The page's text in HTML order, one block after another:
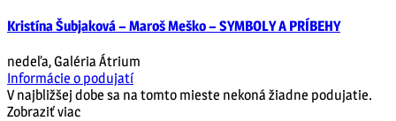
Kristína Šubjaková – Maroš Meško – SYMBOLY A PRÍBEHY
nedeľa,Galéria Átrium
Informácie o podujatí
V najbližšej dobe sa na tomto mieste nekoná žiadne podujatie.
Zobraziť viac